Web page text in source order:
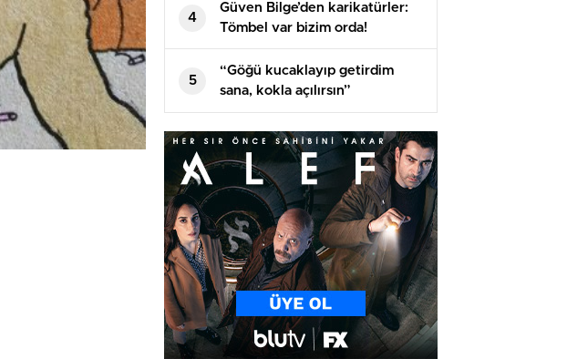
4
Güven Bilge’den karikatürler:
Tömbel var bizim orda!
5
“Göğü kucaklayıp getirdim
sana, kokla açılırsın”